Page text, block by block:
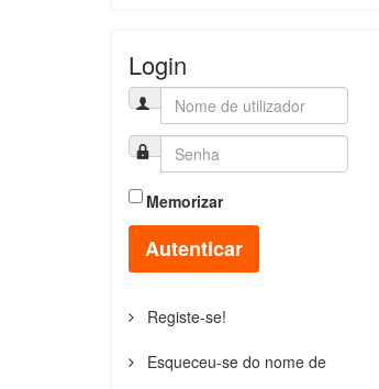
Login
Memorizar
Autenticar
Registe-se!
Esqueceu-se do nome de